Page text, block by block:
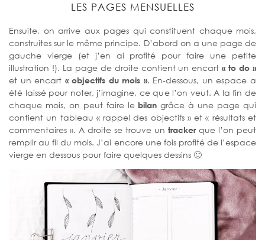
LES PAGES MENSUELLES
Ensuite, on arrive aux pages qui constituent chaque mois,
construites sur le même principe. D’abord on a une page de
gauche vierge (et j’en ai profité pour faire une petite
illustration !). La page de droite contient un encart« to do »
et un encart « objectifs du mois ». En-dessous, un espace a
été laissé pour noter, j’imagine, ce que l’on veut. A la fin de
chaque mois, on peut faire le bilan grâce à une page qui
contient un tableau « rappel des objectifs » et « résultats et
commentaires ». A droite se trouve un trackerque l’on peut
remplir au fil du mois. J’ai encore une fois profité de l’espace
vierge en dessous pour faire quelques dessins 🙂